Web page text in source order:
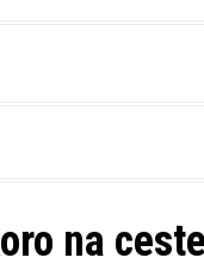
na ceste